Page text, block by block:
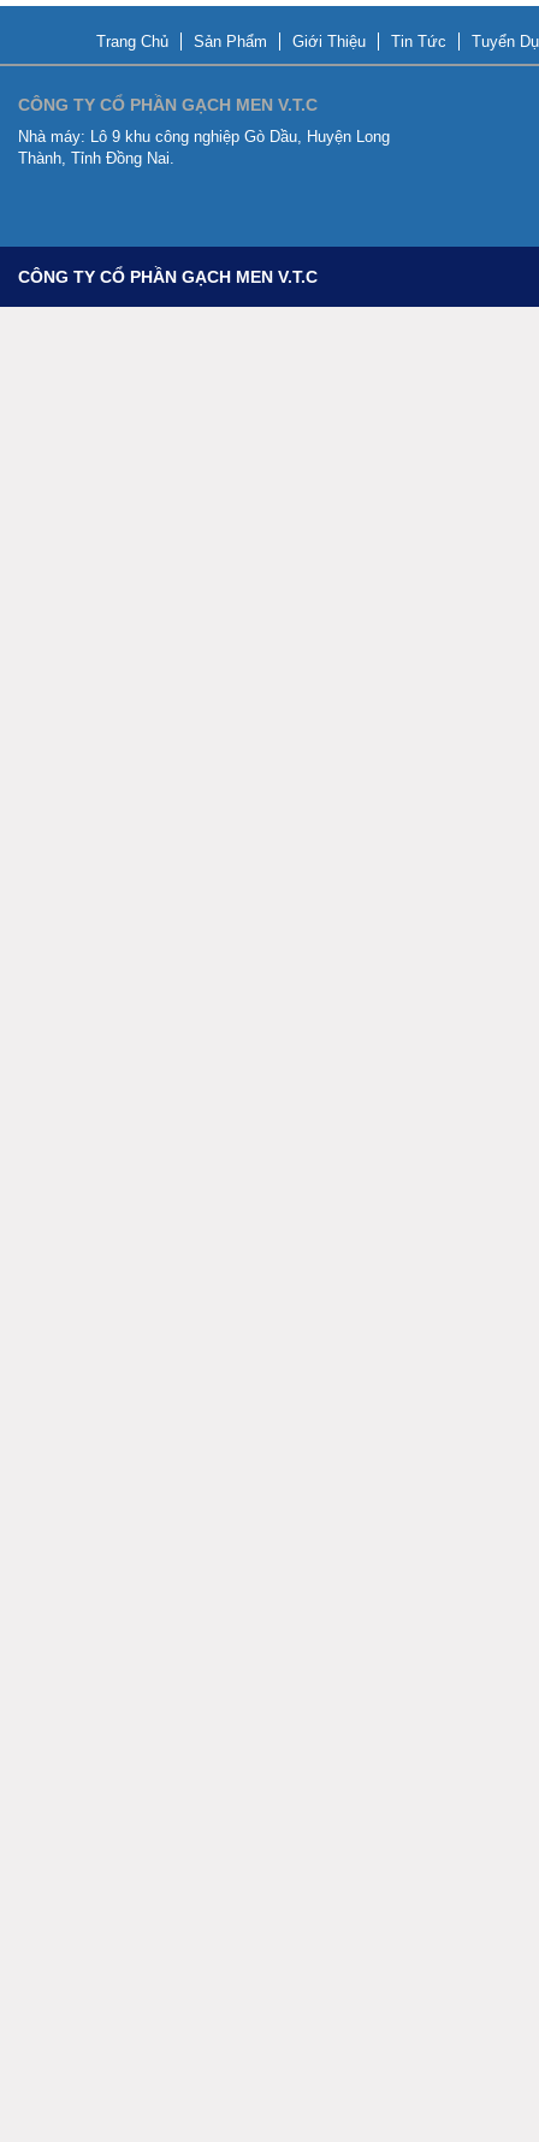
Trang Chủ Sản Phẩm Giới Thiệu Tin Tức Tuyển
CÔNG TY CỔ PHẦN GẠCH MEN V.T.C
Nhà máy: Lô 9 khu công nghiệp Gò Dầu, Huyện Long
Thành, Tỉnh Đồng Nai.
CÔNG TY CỔ PHẦN GẠCH MEN V.T.C